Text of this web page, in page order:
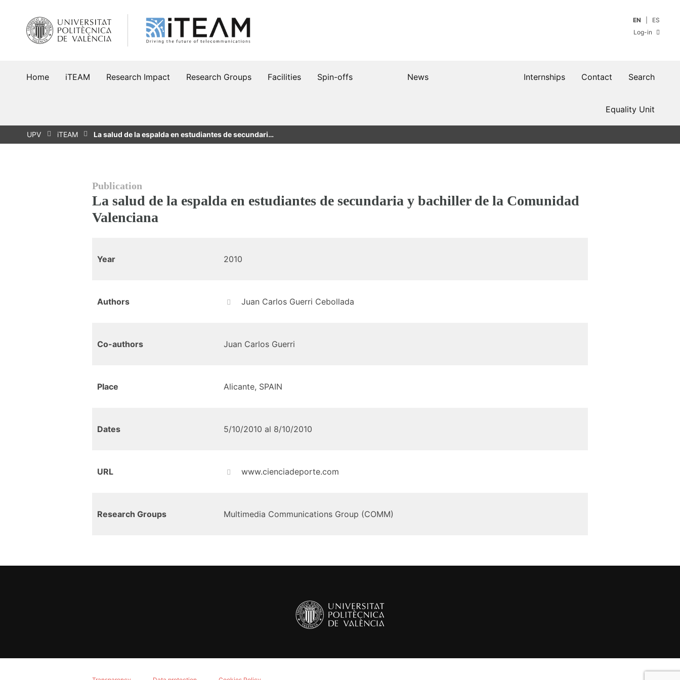
content
EN
ES
Log-in
Home iTEAM Research Impact Research Groups Facilities Spin-offs Search
Contact
Internships
News
Equality Unit
UPV iTEAM La salud de la espalda en estudiantes de secundari…
Publication
La salud de la espalda en estudiantes de secundaria y bachiller de la Comunidad
Valenciana
Year 2010
Authors Juan Carlos Guerri Cebollada
Co-authors Juan Carlos Guerri
Place Alicante, SPAIN
Dates 5/10/2010 al 8/10/2010
URL www.cienciadeporte.com
Research Groups Multimedia Communications Group (COMM)